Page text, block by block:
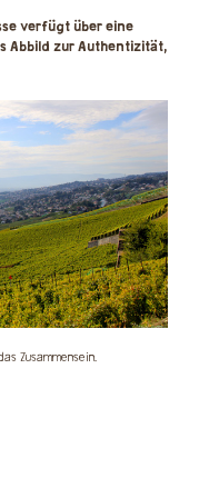
verfügt über eine
Abbild zur Authentizität,
Zusammensein.